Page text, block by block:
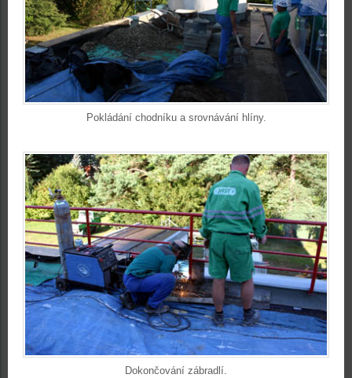
Pokládání chodníku a srovnávání hlíny.
Dokončování zábradlí.